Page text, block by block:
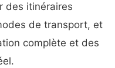
des itinéraires
de transport, et
complète et des